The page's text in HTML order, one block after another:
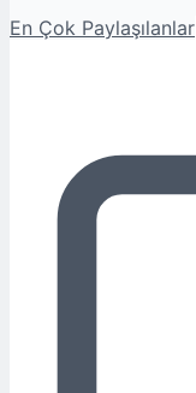
En Çok Paylaşılanlar